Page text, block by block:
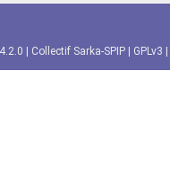
Collectif Sarka-SPIP GPLv3